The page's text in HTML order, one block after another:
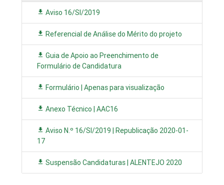
Aviso 16/SI/2019
Referencial de Análise do Mérito do projeto
Guia de Apoio ao Preenchimento de
Formulário de Candidatura
Formulário | Apenas para visualização
Anexo Técnico | AAC16
Aviso N.º 16/SI/2019 | Republicação 2020-01-
17
Suspensão Candidaturas | ALENTEJO 2020